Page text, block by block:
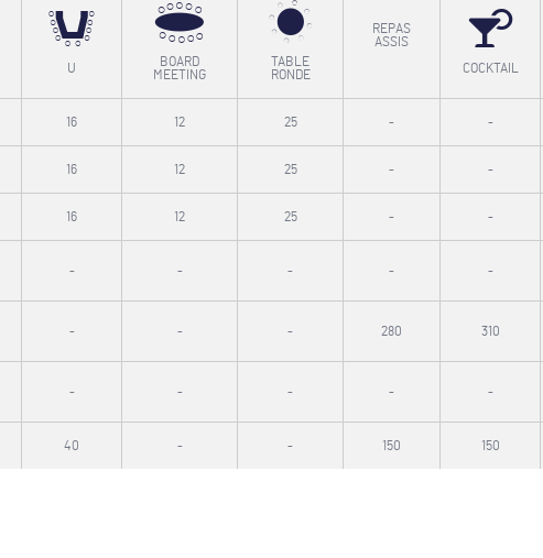
U
BOARD
MEETING
TABLE
RONDE
REPAS
ASSIS
COCKTAIL
16 12 25 - -
16 12 25 - -
16 12 25 - -
- - - - -
- - - 280 310
- - - - -
40 - - 150 150